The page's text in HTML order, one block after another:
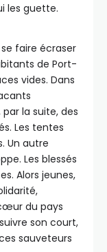
les guette.
faire écraser
de Port-
vides. Dans
la suite, des
Les tentes
Un autre
Les blessés
Alors jeunes,
du pays
son court,
sauveteurs